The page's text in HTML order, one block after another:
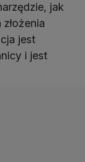
jak
jest
i jest